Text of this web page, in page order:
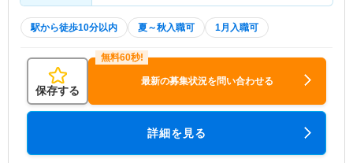
駅から徒歩10分以内 夏～秋入職可 1月入職可
保存する
最新の募集状況を問い合わせる
詳細を見る